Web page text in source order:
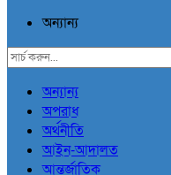
অন্যান্য
অন্যান্য
অপরাধ
অর্থনীতি
আইন-আদালত
আন্তর্জাতিক